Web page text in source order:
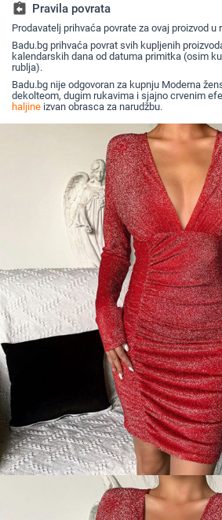
assignment_return Pravila povrata
Prodavatelj prihvaća povrate za ovaj proizvod u
Badu.bg prihvaća povrat svih kupljenih
kalendarskih dana od datuma primitka (osim
rublja).
Badu.bg nije odgovoran za kupnju Moderna
dekolteom, dugim rukavima i sjajno crvenim
haljine izvan obrasca za narudžbu.